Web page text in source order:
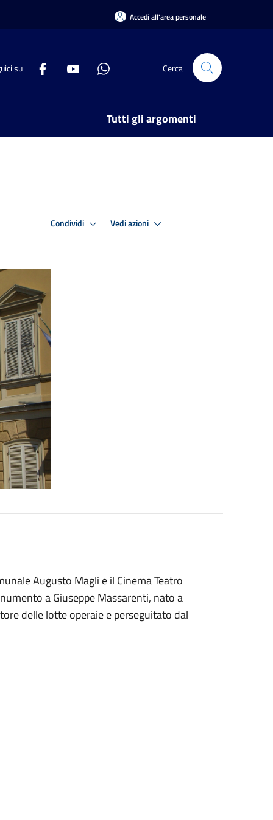
Accedi all'area personale
su Cerca
Tutti gli argomenti
Condividi Vedi azioni
Augusto Magli e il Cinema Teatro
a Giuseppe Massarenti, nato a
delle lotte operaie e perseguitato dal